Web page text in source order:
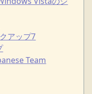
アップ7
Team